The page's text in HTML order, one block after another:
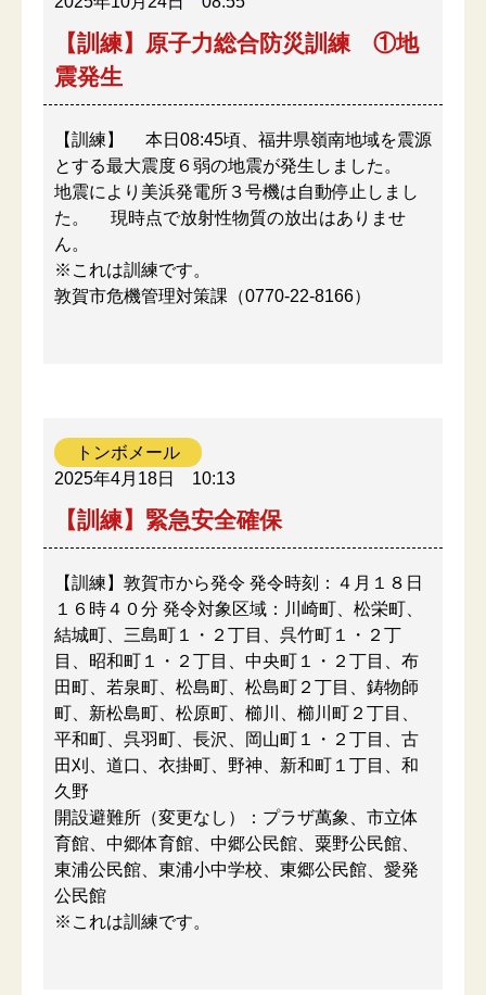
【訓練】原子力総合防災訓練 ①地
震発生
【訓練】 本日08:45頃、福井県嶺南地域を震源
とする最大震度６弱の地震が発生しました。
地震により美浜発電所３号機は自動停止しまし
た。 現時点で放射性物質の放出はありませ
ん。
※これは訓練です。
敦賀市危機管理対策課（0770-22-8166）
トンボメール
2025年4月18日
10:13
【訓練】緊急安全確保
【訓練】敦賀市から発令 発令時刻：４月１８日
１６時４０分 発令対象区域：川崎町、松栄町、
結城町、三島町１・２丁目、呉竹町１・２丁
目、昭和町１・２丁目、中央町１・２丁目、布
田町、若泉町、松島町、松島町２丁目、鋳物師
町、新松島町、松原町、櫛川、櫛川町２丁目、
平和町、呉羽町、長沢、岡山町１・２丁目、古
田刈、道口、衣掛町、野神、新和町１丁目、和
久野
開設避難所（変更なし）：プラザ萬象、市立体
育館、中郷体育館、中郷公民館、粟野公民館、
東浦公民館、東浦小中学校、東郷公民館、愛発
公民館
※これは訓練です。